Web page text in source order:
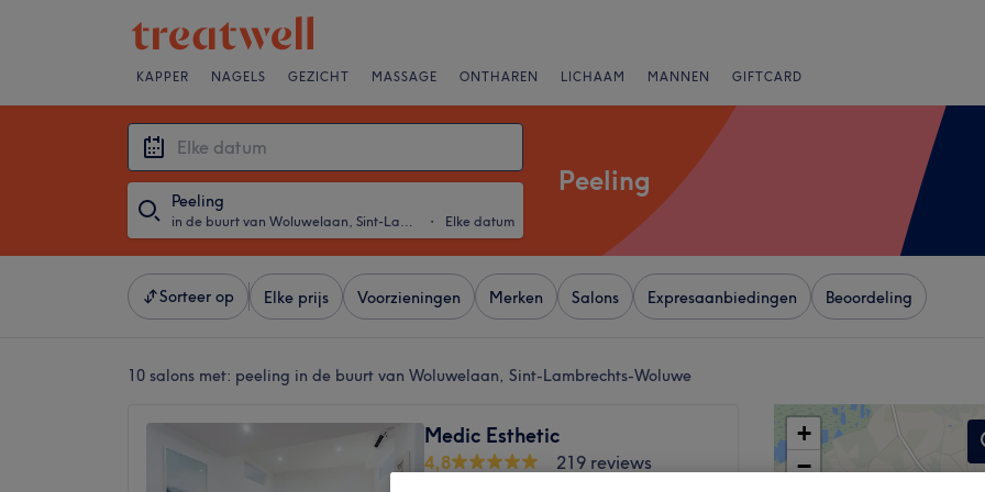
KAPPER NAGELS GEZICHT MASSAGE ONTHAREN LICHAAM MANNEN GIFTCARD
Peeling
in de buurt van Woluwelaan, Sint-Lambrechts-Woluwe ・ Elke datum
Peeling
Sorteer op Elke prijs Voorzieningen Merken Salons Expresaanbiedingen Beoordeling
10 salons met: peeling in de buurt van Woluwelaan, Sint-Lambrechts-Woluwe
Medic Esthetic
4,8
219 reviews
+
−